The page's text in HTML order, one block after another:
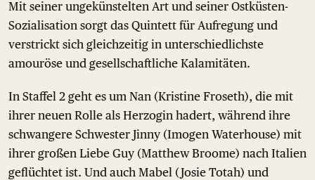
Mit seiner ungekünstelten Art und seiner Ostküsten-
Sozialisation sorgt das Quintett für Aufregung und
verstrickt sich gleichzeitig in unterschiedlichste
amouröse und gesellschaftliche Kalamitäten.
In Staffel 2 geht es um Nan (Kristine Froseth), die mit
ihrer neuen Rolle als Herzogin hadert, während ihre
schwangere Schwester Jinny (Imogen Waterhouse) mit
ihrer großen Liebe Guy (Matthew Broome) nach Italien
geflüchtet ist. Und auch Mabel (Josie Totah) und